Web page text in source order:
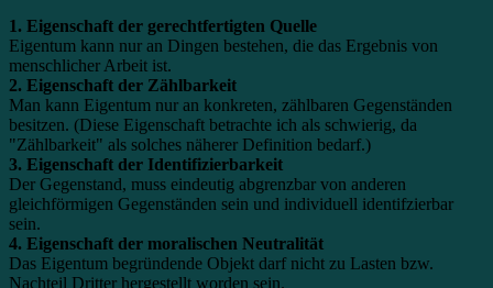
1. Eigenschaft der gerechtfertigten Quelle
Eigentum kann nur an Dingen bestehen, die das Ergebnis von
menschlicher Arbeit ist.
2. Eigenschaft der Zählbarkeit
Man kann Eigentum nur an konkreten, zählbaren Gegenständen
besitzen. (Diese Eigenschaft betrachte ich als schwierig, da
"Zählbarkeit" als solches näherer Definition bedarf.)
3. Eigenschaft der Identifizierbarkeit
Der Gegenstand, muss eindeutig abgrenzbar von anderen
gleichförmigen Gegenständen sein und individuell identifzierbar
sein.
4. Eigenschaft der moralischen Neutralität
Das Eigentum begründende Objekt darf nicht zu Lasten bzw.
Nachteil Dritter hergestellt worden sein.